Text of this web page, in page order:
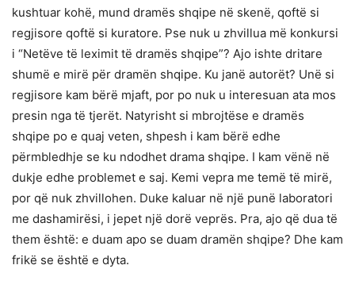
kushtuar kohë, mund dramës shqipe në skenë, qoftë si
regjisore qoftë si kuratore. Pse nuk u zhvillua më konkursi
i “Netëve të leximit të dramës shqipe”? Ajo ishte dritare
shumë e mirë për dramën shqipe. Ku janë autorët? Unë si
regjisore kam bërë mjaft, por po nuk u interesuan ata mos
presin nga të tjerët. Natyrisht si mbrojtëse e dramës
shqipe po e quaj veten, shpesh i kam bërë edhe
përmbledhje se ku ndodhet drama shqipe. I kam vënë në
dukje edhe problemet e saj. Kemi vepra me temë të mirë,
por që nuk zhvillohen. Duke kaluar në një punë laboratori
me dashamirësi, i jepet një dorë veprës. Pra, ajo që dua të
them është: e duam apo se duam dramën shqipe? Dhe kam
frikë se është e dyta.